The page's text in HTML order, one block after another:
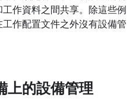
作資料之間共享。除這些例
作配置文件之外沒有設備管
上的設備管理